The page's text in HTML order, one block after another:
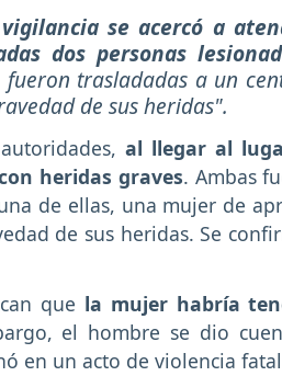
se acercó a
dos personas
trasladadas a un
de sus heridas".
al llegar al
heridas graves. Ambas
de ellas, una mujer de
de sus heridas. Se
que la mujer habría
el hombre se dio
en un acto de violencia